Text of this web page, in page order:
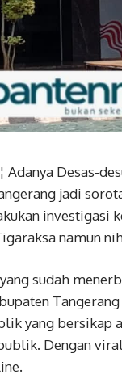
¦ Adanya Desas-
jadi
namun
sudah
yang bersikap
Dengan